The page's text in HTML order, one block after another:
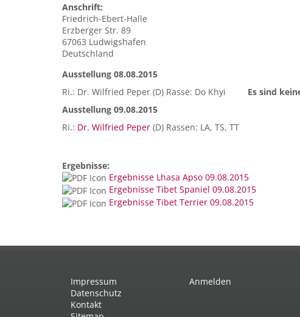
Anschrift:
Friedrich-Ebert-Halle
Erzberger Str. 89
67063 Ludwigshafen
Deutschland
Ausstellung 08.08.2015
Ri.: Dr. Wilfried Peper (D) Rasse: Do Khyi Es sind
Ausstellung 09.08.2015
Ri.: Dr. Wilfried Peper (D) Rassen: LA, TS, TT
Ergebnisse:
Ergebnisse Lhasa Apso 09.08.2015
Ergebnisse Tibet Spaniel 09.08.2015
Ergebnisse Tibet Terrier 09.08.2015
Impressum
Datenschutz
Kontakt
Anmelden